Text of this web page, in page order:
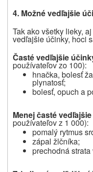
4. Možné vedľajšie
Tak ako všetky lieky,
vedľajšie účinky, hoci
Časté vedľajšie
používateľov zo 100):
hnačka, bolesť
plynatosť;
bolesť, opuch a
Menej časté
používateľov z 1 000):
pomalý rytmus
zápal žlčníka;
prechodná strata